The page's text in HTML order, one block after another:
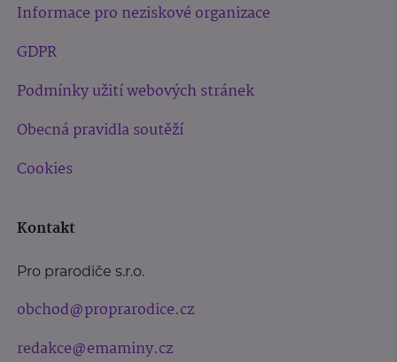
Informace pro neziskové organizace
GDPR
Podmínky užití webových stránek
Obecná pravidla soutěží
Cookies
Kontakt
Pro prarodiče s.r.o.
obchod@proprarodice.cz
redakce@emaminy.cz